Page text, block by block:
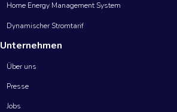
Home Energy Management System
Dynamischer Stromtarif
Unternehmen
Über uns
Presse
Jobs